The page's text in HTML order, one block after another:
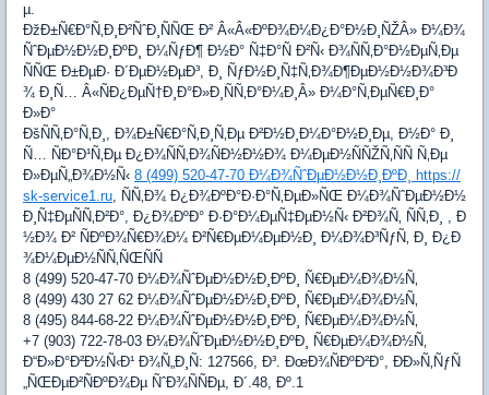
µ.
ÐžÐ±Ñ€Ð°Ñ‚Ð¸Ð²ÑˆÐ¸ÑÑŒ Ð² Â«Â«ÐºÐ¾Ð¼Ð¿Ð°Ð½Ð¸ÑŽÂ» Ð¼Ð¾
ÑˆÐµÐ½Ð½Ð¸ÐºÐ¸ Ð¼ÑƒÐ¶ Ð½Ð° Ñ‡Ð°Ñ Ð²Ñ‹ Ð¾ÑÑ‚Ð°Ð½ÐµÑ‚Ðµ
ÑÑŒ Ð±ÐµÐ· Ð´ÐµÐ½ÐµÐ³, Ð¸ ÑƒÐ½Ð¸Ñ‡Ñ‚Ð¾Ð¶ÐµÐ½Ð½Ð¾Ð³Ð
¾ Ð¸Ñ… Â«ÑÐ¿ÐµÑ†Ð¸Ð°Ð»Ð¸ÑÑ‚Ð°Ð¼Ð¸Â» Ð¼Ð°Ñ‚ÐµÑ€Ð¸Ð°
Ð»Ð°
ÐšÑÑ‚Ð°Ñ‚Ð¸, Ð¾Ð±Ñ€Ð°Ñ‚Ð¸Ñ‚Ðµ Ð²Ð½Ð¸Ð¼Ð°Ð½Ð¸Ðµ, Ð½Ð° Ð¸
Ñ… ÑÐ°Ð¹Ñ‚Ðµ Ð¿Ð¾ÑÑ‚Ð¾ÑÐ½Ð½Ð¾ Ð¼ÐµÐ½ÑÑŽÑ‚ÑÑ Ñ‚Ðµ
Ð»ÐµÑ„Ð¾Ð½Ñ‹ 8 (499) 520-47-70 Ð¼Ð¾ÑˆÐµÐ½Ð½Ð¸ÐºÐ¸ https://
sk-service1.ru, ÑÑ‚Ð¾ Ð¿Ð¾ÐºÐ°Ð·Ð°Ñ‚ÐµÐ»ÑŒ Ð¼Ð¾ÑˆÐµÐ½Ð½
Ð¸Ñ‡ÐµÑÑ‚Ð²Ð°, Ð¿Ð¾ÐºÐ° Ð·Ð°Ð¼ÐµÑ‡ÐµÐ½Ñ‹ Ð²Ð¾Ñ‚ ÑÑ‚Ð¸ , Ð
½Ð¾ Ð² ÑÐºÐ¾Ñ€Ð¾Ð¼ Ð²Ñ€ÐµÐ¼ÐµÐ½Ð¸ Ð¼Ð¾Ð³ÑƒÑ‚ Ð¸ Ð¿Ð
¾Ð¼ÐµÐ½ÑÑ‚ÑŒÑÑ
8 (499) 520-47-70 Ð¼Ð¾ÑˆÐµÐ½Ð½Ð¸ÐºÐ¸ Ñ€ÐµÐ¼Ð¾Ð½Ñ‚
8 (499) 430 27 62 Ð¼Ð¾ÑˆÐµÐ½Ð½Ð¸ÐºÐ¸ Ñ€ÐµÐ¼Ð¾Ð½Ñ‚
8 (495) 844-68-22 Ð¼Ð¾ÑˆÐµÐ½Ð½Ð¸ÐºÐ¸ Ñ€ÐµÐ¼Ð¾Ð½Ñ‚
+7 (903) 722-78-03 Ð¼Ð¾ÑˆÐµÐ½Ð½Ð¸ÐºÐ¸ Ñ€ÐµÐ¼Ð¾Ð½Ñ‚
Ð“Ð»Ð°Ð²Ð½Ñ‹Ð¹ Ð¾Ñ„Ð¸Ñ: 127566, Ð³. ÐœÐ¾ÑÐºÐ²Ð°, ÐÐ»Ñ‚ÑƒÑ
„ÑŒÐµÐ²ÑÐºÐ¾Ðµ ÑˆÐ¾ÑÑÐµ, Ð´.48, Ðº.1